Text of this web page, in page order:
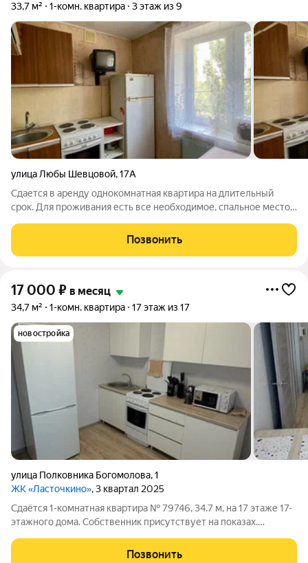
33,7 м² 1-комн. квартира 3 этаж из 9
улица Любы Шевцовой,17А
Сдается в аренду однокомнатная квартира на длительный
срок. Для проживания есть все необходимое, спальное место,
для студентов и молодой семье. Рядом магазин Магнит,
Красное белое, пункты выдачи,
Позвонить
17 000 ₽ в месяц
34,7 м² 1-комн. квартира 17 этаж из 17
новостройка
улица Полковника Богомолова,1
ЖК «Ласточкино», 3 квартал 2025
Сдаётся 1-комнатная квартира № 79746, 34.7 м, на 17 этаже 17-
этажного дома. Собственник присутствует на показах.
оплачиваются отдельно. По условиям проживания: можно с
Позвонить